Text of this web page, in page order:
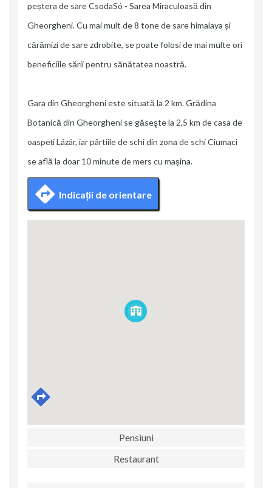
peștera de sare CsodaSó - Sarea Miraculoasă din
Gheorgheni. Cu mai mult de 8 tone de sare himalaya și
cărămizi de sare zdrobite, se poate folosi de mai multe ori
beneficiile sării pentru sănătatea noastră.
Gara din Gheorgheni este situată la 2 km. Grădina
Botanică din Gheorgheni se găseşte la 2,5 km de casa de
oaspeți Lázár, iar pârtiile de schi din zona de schi Ciumaci
se află la doar 10 minute de mers cu mașina.
Indicații de orientare
Pensiuni
Restaurant